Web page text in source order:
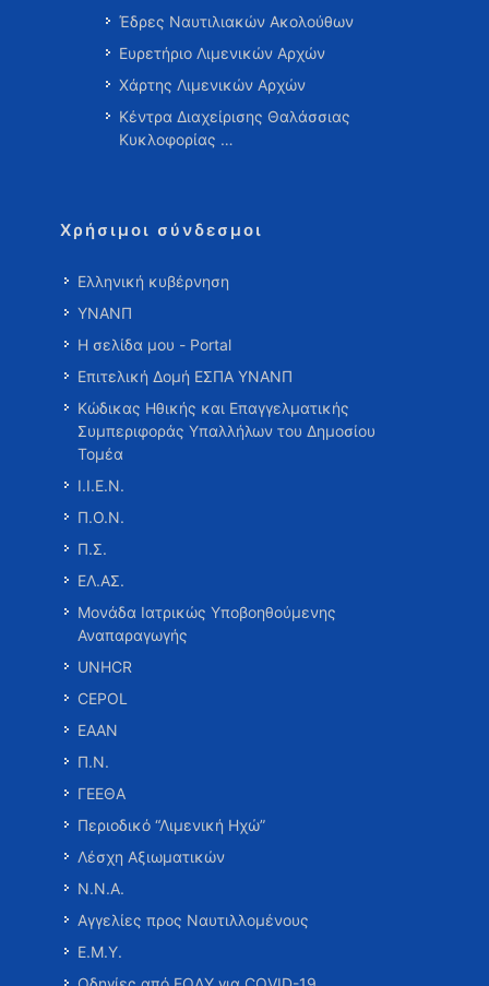
Έδρες Ναυτιλιακών Ακολούθων
Ευρετήριο Λιμενικών Αρχών
Χάρτης Λιμενικών Αρχών
Κέντρα Διαχείρισης Θαλάσσιας
Κυκλοφορίας …
Χρήσιμοι σύνδεσμοι
Ελληνική κυβέρνηση
ΥΝΑΝΠ
Η σελίδα μου - Portal
Επιτελική Δομή ΕΣΠΑ ΥΝΑΝΠ
Κώδικας Ηθικής και Επαγγελματικής
Συμπεριφοράς Υπαλλήλων του Δημοσίου
Τομέα
Ι.Ι.Ε.Ν.
Π.Ο.Ν.
Π.Σ.
ΕΛ.ΑΣ.
Μονάδα Ιατρικώς Υποβοηθούμενης
Αναπαραγωγής
UNHCR
CEPOL
ΕΑΑΝ
Π.Ν.
ΓΕΕΘΑ
Περιοδικό “Λιμενική Ηχώ”
Λέσχη Αξιωματικών
Ν.Ν.Α.
Αγγελίες προς Ναυτιλλομένους
Ε.Μ.Υ.